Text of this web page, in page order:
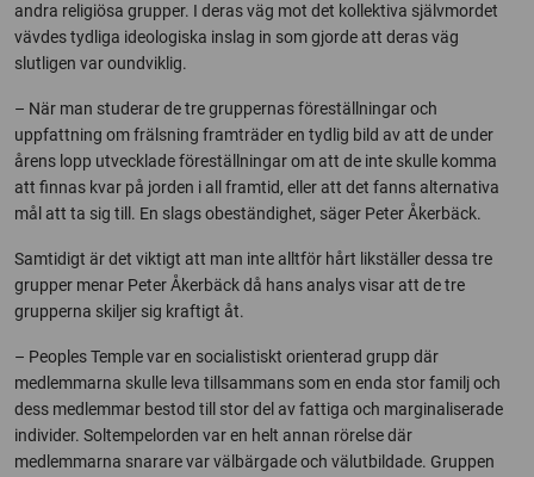
andra religiösa grupper. I deras väg mot det kollektiva självmordet
vävdes tydliga ideologiska inslag in som gjorde att deras väg
slutligen var oundviklig.
– När man studerar de tre gruppernas föreställningar och
uppfattning om frälsning framträder en tydlig bild av att de under
årens lopp utvecklade föreställningar om att de inte skulle komma
att finnas kvar på jorden i all framtid, eller att det fanns alternativa
mål att ta sig till. En slags obeständighet, säger Peter Åkerbäck.
Samtidigt är det viktigt att man inte alltför hårt likställer dessa tre
grupper menar Peter Åkerbäck då hans analys visar att de tre
grupperna skiljer sig kraftigt åt.
– Peoples Temple var en socialistiskt orienterad grupp där
medlemmarna skulle leva tillsammans som en enda stor familj och
dess medlemmar bestod till stor del av fattiga och marginaliserade
individer. Soltempelorden var en helt annan rörelse där
medlemmarna snarare var välbärgade och välutbildade. Gruppen